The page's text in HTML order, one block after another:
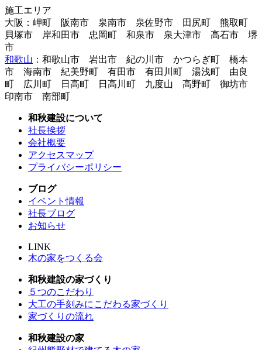
施工エリア
大阪：岬町 阪南市 泉南市 泉佐野市 田尻町 熊取町
貝塚市 岸和田市 忠岡町 和泉市 泉大津市 高石市 堺
市
和歌山 ：和歌山市 岩出市 紀の川市 かつらぎ町 橋本
市 海南市 紀美野町 有田市 有田川町 湯浅町 由良
町 広川町 日高町 日高川町 九度山 高野町 御坊市
印南市 南部町
和秋建設について
社長挨拶
会社概要
アクセスマップ
プライバシーポリシー
ブログ
イベント情報
社長ブログ
お知らせ
LINK
木の家をつくる会
和秋建設の家づくり
５つのこだわり
大工の手刻みにこだわる家づくり
家づくりの流れ
和秋建設の家